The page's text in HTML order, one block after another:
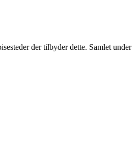
der tilbyder dette. Samlet under